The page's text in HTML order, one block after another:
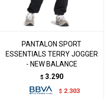
PANTALON SPORT
ESSENTIALS TERRY JOGGER
- NEW BALANCE
$ 3.290
$ 2.303